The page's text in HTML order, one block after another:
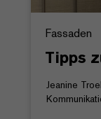
Fassaden
Tipps
Jeanine